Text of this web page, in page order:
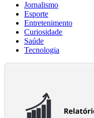
Jornalismo
Esporte
Entretenimento
Curiosidade
Saúde
Tecnologia